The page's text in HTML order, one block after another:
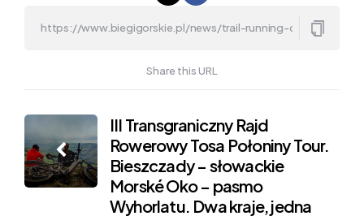
Share this URL
Post
navigation
III Transgraniczny Rajd
Rowerowy Tosa Połoniny Tour.
Bieszczady – słowackie
Morské Oko – pasmo
Wyhorlatu. Dwa kraje, jedna